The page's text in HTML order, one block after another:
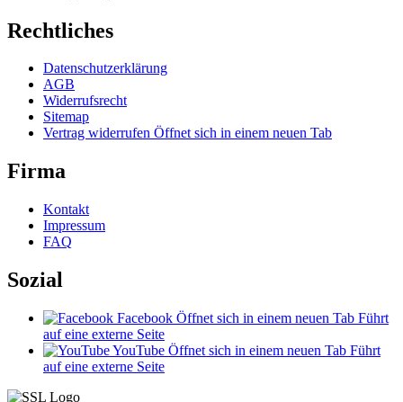
Rechtliches
Datenschutzerklärung
AGB
Widerrufsrecht
Sitemap
Vertrag widerrufen Öffnet sich in einem neuen Tab
Firma
Kontakt
Impressum
FAQ
Sozial
Facebook Öffnet sich in einem neuen Tab Führt
auf eine externe Seite
YouTube Öffnet sich in einem neuen Tab Führt
auf eine externe Seite